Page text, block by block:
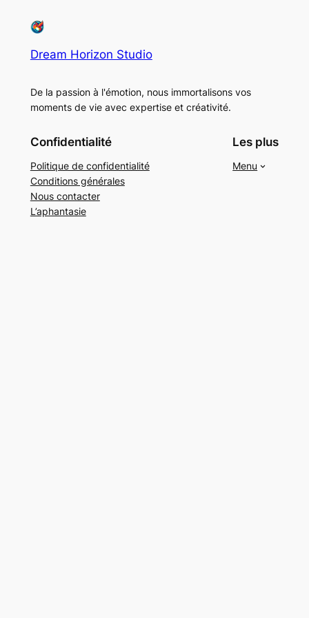
Dream Horizon Studio
De la passion à l'émotion, nous immortalisons vos
moments de vie avec expertise et créativité.
Confidentialité
Politique de confidentialité
Conditions générales
Nous contacter
L’aphantasie
Les plus
Menu